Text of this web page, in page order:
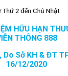
Thứ 2 đến Chủ Nhật
HỮU HẠN
THÔNG 888
Do Sở KH & ĐT
16/12/2020